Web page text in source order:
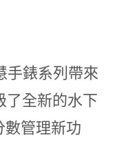
手錶系列帶來
了全新的水下
數管理新功